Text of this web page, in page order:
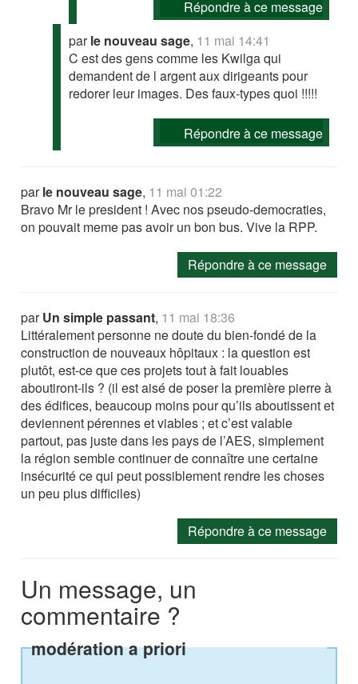
Répondre à ce message
parle nouveau sage, 11 mai 14:41
C est des gens comme les Kwilga qui
demandent de l argent aux dirigeants pour
redorer leur images. Des faux-types quoi !!!!!
Répondre à ce message
parle nouveau sage, 11 mai 01:22
Bravo Mr le president ! Avec nos pseudo-democraties,
on pouvait meme pas avoir un bon bus. Vive la RPP.
Répondre à ce message
parUn simple passant, 11 mai 18:36
Littéralement personne ne doute du bien-fondé de la
construction de nouveaux hôpitaux : la question est
plutôt, est-ce que ces projets tout à fait louables
aboutiront-ils ? (il est aisé de poser la première pierre à
des édifices, beaucoup moins pour qu’ils aboutissent et
deviennent pérennes et viables ; et c’est valable
partout, pas juste dans les pays de l’AES, simplement
la région semble continuer de connaître une certaine
insécurité ce qui peut possiblement rendre les choses
un peu plus difficiles)
Répondre à ce message
Un message, un
commentaire ?
modération a priori